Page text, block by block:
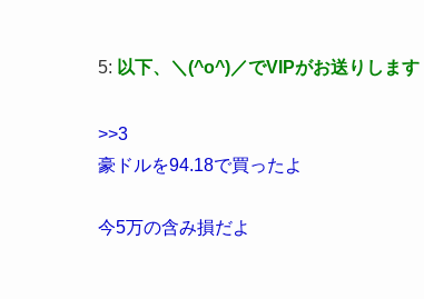
5: 以下、＼(^o^)／でVIPがお送りします
>>3
豪ドルを94.18で買ったよ
今5万の含み損だよ